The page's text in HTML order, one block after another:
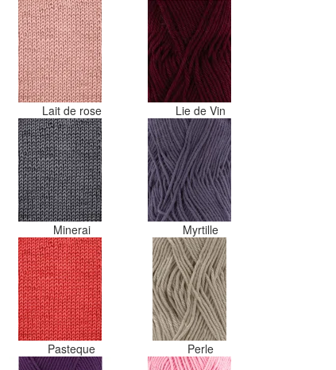
Lait de rose Lie de Vin
Minerai Myrtille
Pasteque Perle